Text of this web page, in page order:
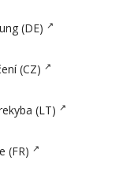
(DE)
(CZ)
(LT)
(FR)